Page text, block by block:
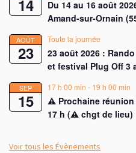
14
Du 14 au 16 août
Amand-sur-Ornain
AOÛT
23
Toute la journée
23 août 2026 :
et festival Plug Off 3
SEP
15
17 h 00 min - 19 h 00 min
⚠︎ Prochaine réunion
17 h (⚠︎ chgt de lieu)
Voir tous les Évènements